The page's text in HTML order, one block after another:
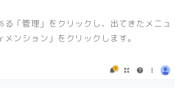
「管理」をクリックし、出てきたメニュ
ンション」をクリックします。